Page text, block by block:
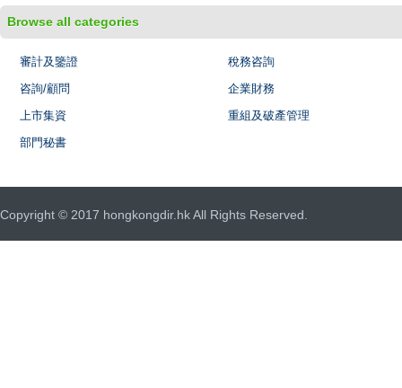
Browse all categories
審計及鑒證
稅務咨詢
咨詢/顧問
企業財務
上市集資
重組及破產管理
部門秘書
Copyright © 2017 hongkongdir.hk All Rights Reserved.